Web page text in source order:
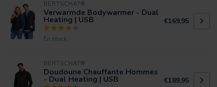
BERTSCHAT®
Verwarmde Bodywarmer - Dual
Heating | USB
En stock
€169,95
BERTSCHAT®
Doudoune Chauffante Hommes
- Dual Heating | USB €189,95